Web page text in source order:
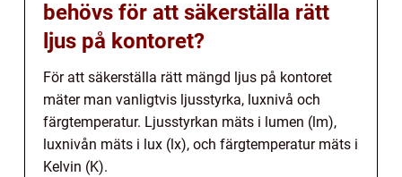
behövs för att säkerställa rätt
ljus på kontoret?
För att säkerställa rätt mängd ljus på kontoret
mäter man vanligtvis ljusstyrka, luxnivå och
färgtemperatur. Ljusstyrkan mäts i lumen (lm),
luxnivån mäts i lux (lx), och färgtemperatur mäts i
Kelvin (K).